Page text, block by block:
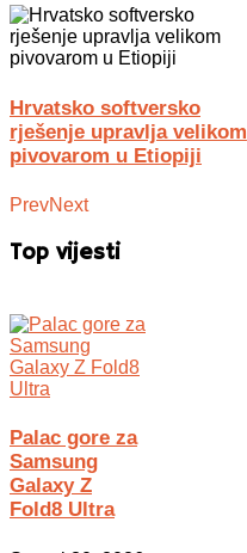
Hrvatsko softversko
rješenje upravlja velikom
pivovarom u Etiopiji
PrevNext
Top vijesti
Palac gore za
Samsung
Galaxy Z
Fold8 Ultra